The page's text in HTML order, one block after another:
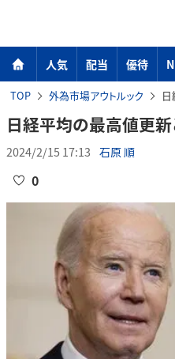
人気 配当 優待
TOP 外為市場アウトルック
日経平均の最高値更
2024/2/15 17:13 石原 順
0